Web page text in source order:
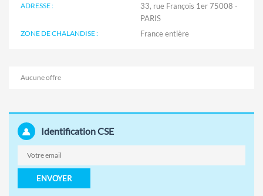
ADRESSE :
33, rue François 1er 75008 -
PARIS
ZONE DE CHALANDISE :
Aucune offre
Identification CSE
ENVOYER